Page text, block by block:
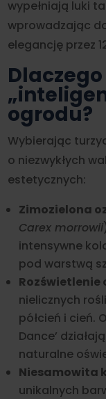
wypełniają luki
wprowadzając
elegancję przez
ogrodu?
Wybierając
o niezwykłych
estetycznych:
Zimozielona
Carex morrowii
intensywne
pod warstwą
Rozświetlenie
nielicznych
półcień i cień.
Dance’
naturalne
Niesamowita
unikalnych